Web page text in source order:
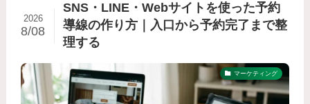
SNS・LINE・Webサイトを使った予約
導線の作り方｜入口から予約完了まで整
理する
2026
8/08
マーケティング